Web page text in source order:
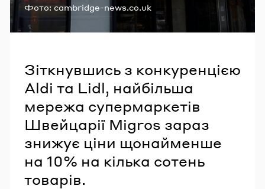
Фото: cambridge-news.co.uk
Зіткнувшись з конкуренцією
Aldi та Lidl, найбільша
мережа супермаркетів
Швейцарії Migros зараз
знижує ціни щонайменше
на 10% на кілька сотень
товарів.